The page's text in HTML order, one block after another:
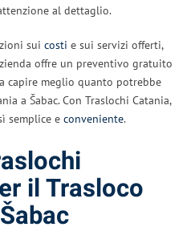
al dettaglio.
sui costi e sui servizi offerti,
offre un preventivo gratuito
capire meglio quanto potrebbe
a Šabac. Con Traslochi Catania,
semplice e conveniente.
il Trasloco